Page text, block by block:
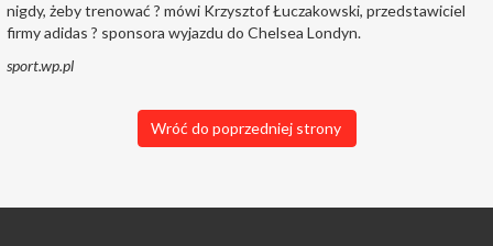
nigdy, żeby trenować ? mówi Krzysztof Łuczakowski, przedstawiciel
firmy adidas ? sponsora wyjazdu do Chelsea Londyn.
sport.wp.pl
Wróć do poprzedniej strony